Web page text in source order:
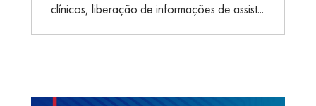
clínicos, liberação de informações de assist...